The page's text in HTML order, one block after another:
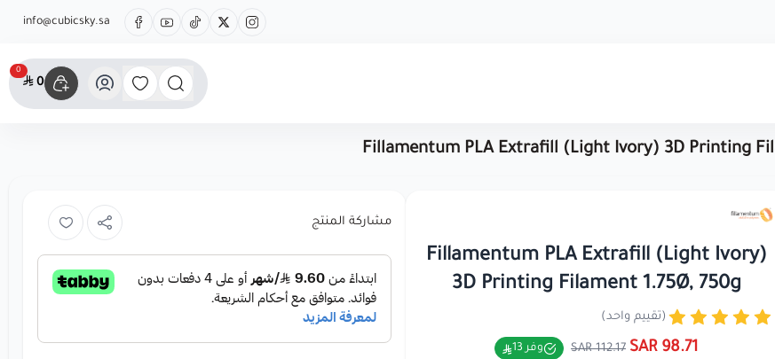
info@cubicsky.sa
0
0
Fillamentum PLA Extrafill (Light Ivory) 3D Printing
Fillamentum PLA Extrafill (Light Ivory)
3D Printing Filament 1.75Ø, 750g
(تقييم واحد)
98.71 SAR
112.17 SAR وفر 13
مشاركة المنتج